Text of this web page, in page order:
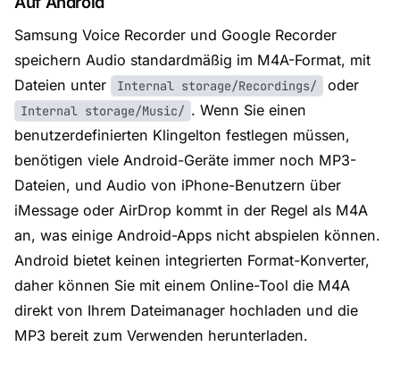
Samsung Voice Recorder und Google Recorder
speichern Audio standardmäßig im M4A-Format, mit
Dateien unter
Internal storage/Recordings/ oder
Internal storage/Music/ . Wenn Sie einen
benutzerdefinierten Klingelton festlegen müssen,
benötigen viele Android-Geräte immer noch MP3-
Dateien, und Audio von iPhone-Benutzern über
iMessage oder AirDrop kommt in der Regel als M4A
an, was einige Android-Apps nicht abspielen können.
Android bietet keinen integrierten Format-Konverter,
daher können Sie mit einem Online-Tool die M4A
direkt von Ihrem Dateimanager hochladen und die
MP3 bereit zum Verwenden herunterladen.